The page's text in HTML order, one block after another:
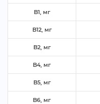
B1, м
B12, м
B2, м
B4, м
B5, м
B6, м